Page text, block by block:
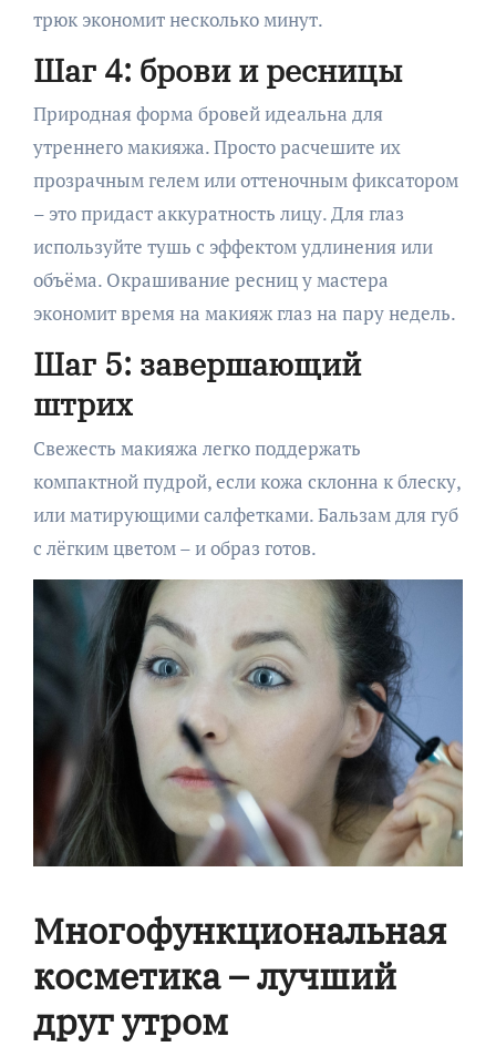
трюк экономит несколько минут.
Шаг 4: брови и ресницы
Природная форма бровей идеальна для
утреннего макияжа. Просто расчешите их
прозрачным гелем или оттеночным фиксатором
– это придаст аккуратность лицу. Для глаз
используйте тушь с эффектом удлинения или
объёма. Окрашивание ресниц у мастера
экономит время на макияж глаз на пару недель.
Шаг 5: завершающий
штрих
Свежесть макияжа легко поддержать
компактной пудрой, если кожа склонна к блеску,
или матирующими салфетками. Бальзам для губ
с лёгким цветом – и образ готов.
Многофункциональная
косметика – лучший
друг утром